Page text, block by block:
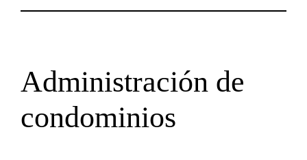
Administración de
condominios